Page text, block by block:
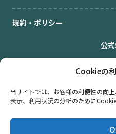
Cookieの
当サイトでは、お客様の利便性の向
表示、利用状況の分析のためにCookie
規約・ポリシー
公